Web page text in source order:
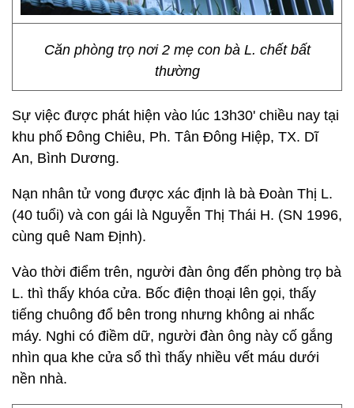
Căn phòng trọ nơi 2 mẹ con bà L. chết bất
thường
Sự việc được phát hiện vào lúc 13h30' chiều nay tại
khu phố Đông Chiêu, Ph. Tân Đông Hiệp, TX. Dĩ
An, Bình Dương.
Nạn nhân tử vong được xác định là bà Đoàn Thị L.
(40 tuổi) và con gái là Nguyễn Thị Thái H. (SN 1996,
cùng quê Nam Định).
Vào thời điểm trên, người đàn ông đến phòng trọ bà
L. thì thấy khóa cửa. Bốc điện thoại lên gọi, thấy
tiếng chuông đổ bên trong nhưng không ai nhấc
máy. Nghi có điềm dữ, người đàn ông này cố gắng
nhìn qua khe cửa sổ thì thấy nhiều vết máu dưới
nền nhà.